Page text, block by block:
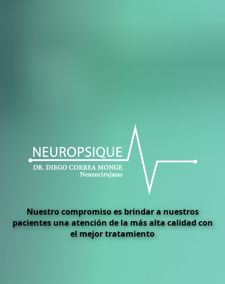
Nuestro compromiso es brindar a nuestros
pacientes una atención de la más alta calidad con
el mejor tratamiento